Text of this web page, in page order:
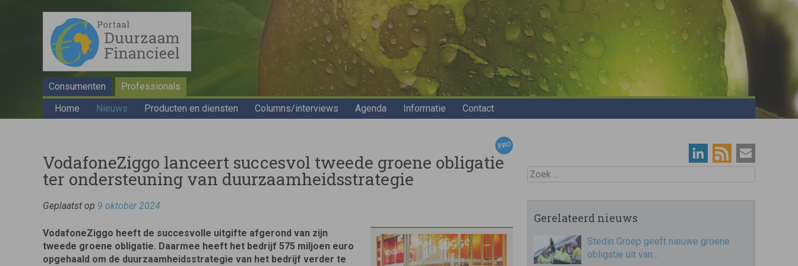
Consumenten
Professionals
Home
Nieuws Producten en diensten Columns/interviews Agenda Informatie Contact
VodafoneZiggo lanceert succesvol tweede groene obligatie
ter ondersteuning van duurzaamheidsstrategie
Geplaatst op 9 oktober 2024
VodafoneZiggo heeft de succesvolle uitgifte afgerond van zijn
tweede groene obligatie. Daarmee heeft het bedrijf 575 miljoen euro
opgehaald om de duurzaamheidsstrategie van het bedrijf verder te
Zoek
Gerelateerd nieuws
Stedin Groep geeft nieuwe groene
obligatie uit van…